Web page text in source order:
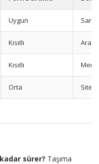
Uygun
Kısıtlı Ara
Kısıtlı
Orta Site
sürer? Taşıma